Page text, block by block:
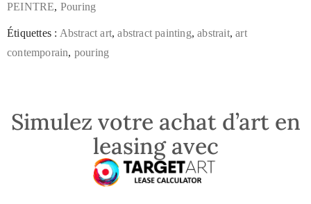
PEINTRE, Pouring
Étiquettes : Abstract art,abstract painting,abstrait,art
contemporain, pouring
Simulez votre achat d’art en
leasing avec